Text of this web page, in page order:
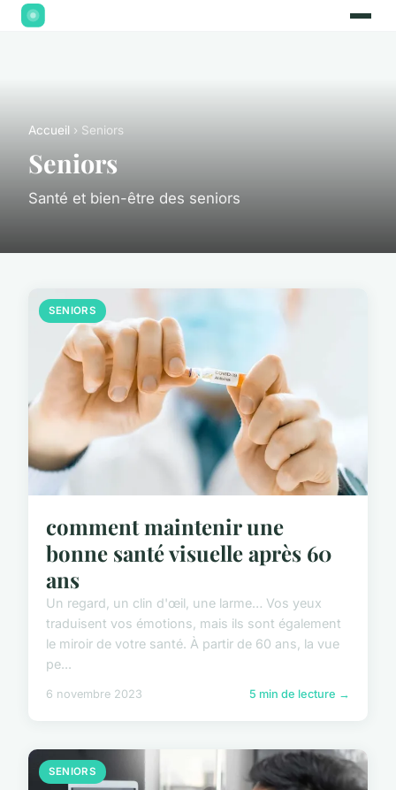
Accueil › Seniors
Seniors
Santé et bien-être des seniors
SENIORS
comment maintenir une
bonne santé visuelle après 60
ans
Un regard, un clin d'œil, une larme… Vos yeux
traduisent vos émotions, mais ils sont également
le miroir de votre santé. À partir de 60 ans, la vue
pe...
6 novembre 2023 5 min de lecture →
SENIORS